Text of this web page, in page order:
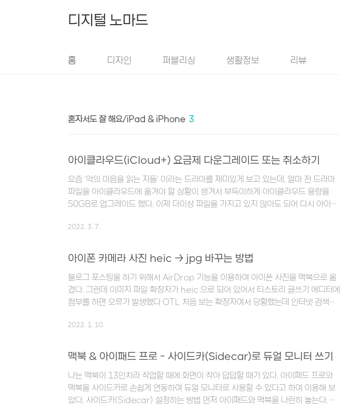
디지털 노마드
홈 디자인 퍼블리싱 생활정보 리뷰
혼자서도 잘 해요/iPad & iPhone 3
아이클라우드(iCloud+) 요금제 다운그레이드 또는 취소하기
요즘 '악의 마음을 읽는 자들' 이라는 드라마를 재미있게 보고 있는데, 얼마 전 드라마
파일을 아이클라우드에 옮겨야 할 상황이 생겨서 부득이하게 아이클라우드 용량을
50GB로 업그레이드 했다. 이제 더이상 파일을 가지고 있지 않아도 되어 다시 아이클
같은 어려움을 겪고 있는 분들을 위해 아이클라우드(iCloud+) 요금제를 다운그레이
우드 요금제 다운그레이드 & 해지 방법 나는 아이클라우드 용량 해지를 아이폰으로
진행했다. 먼저 홈화면의 설정 아이콘을 선택한다. 다음 설정 화면에서 프로필 사진과
함께 Apple ID, iCloud+, 미디어 및..
2022. 3. 7.
아이폰 카메라 사진 heic → jpg 바꾸는 방법
블로그 포스팅을 하기 위해서 AirDrop 기능을 이용하여 아이폰 사진을 맥북으로 옮
겼다. 그런데 이미지 파일 확장자가 heic 으로 되어 있어서 티스토리 글쓰기 에디터에
첨부를 하면 오류가 발생했다 OTL 처음 보는 확장자여서 당황했는데 인터넷 검색을
결과물을 jpg 파일로 저장하기 맥북에서 프로그램을 사용하여 heic 파일을 jpg 파
란? heic(=High Efficiency Image File Format)은 Apple 휴대폰의 고유한
파일 형식이다. MPEG에 의해 개발되었으며 사진 파일을 더 작게 압축하여 저장공간
을 절약할 수 ..
2022. 1. 10.
맥북 & 아이패드 프로 - 사이드카(Sidecar)로 듀얼 모니터 쓰기
나는 맥북이 13인치라 작업할 때에 화면이 작아 답답할 때가 있다. 아이패드 프로와
맥북을 사이드카로 손쉽게 연동하여 듀얼 모니터로 사용할 수 있다고 하여 이용해 보
았다. 사이드카(Sidecar) 설정하는 방법 먼저 아이패드와 맥북을 나란히 놓는다. 그